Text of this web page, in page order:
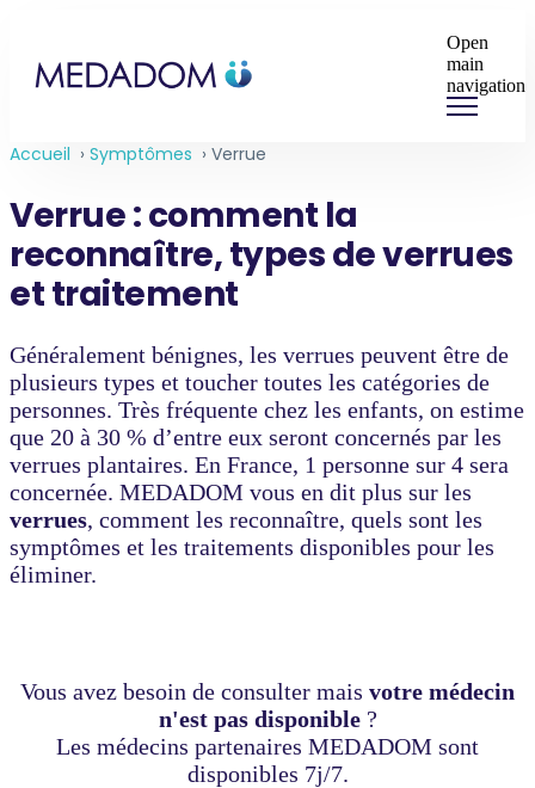
Open
main
navigation
Accueil › Symptômes › Verrue
Verrue : comment la
reconnaître, types de verrues
et traitement
Généralement bénignes, les verrues peuvent être de
plusieurs types et toucher toutes les catégories de
personnes. Très fréquente chez les enfants, on estime
que 20 à 30 % d’entre eux seront concernés par les
verrues plantaires. En France, 1 personne sur 4 sera
concernée. MEDADOM vous en dit plus sur les
verrues, comment les reconnaître, quels sont les
symptômes et les traitements disponibles pour les
éliminer.
Vous avez besoin de consulter mais votre médecin
n'est pas disponible?
Les médecins partenaires MEDADOM sont
disponibles 7j/7.